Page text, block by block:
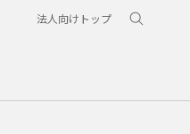
法人向けトップ